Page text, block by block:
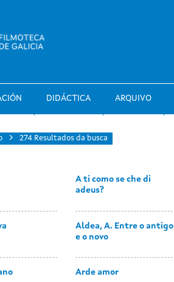
DIDÁCTICA ARQUIVO
274 Resultados da busca
A ti como se che di
adeus?
Aldea, A. Entre o antigo
e o novo
Arde amor